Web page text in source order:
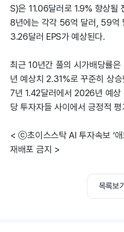
S)은 11.06달러로 1.9% 향상
8년에는 각각 56억 달러, 59억
3.26달러 EPS가 예상된다.
최근 10년간 풀의 시가배당률
년 예상치 2.31%로 꾸준히 상
7년 1.42달러에서 2026년 예
당 투자자들 사이에서 긍정적
< ⓒ초이스스탁 AI 투자속보 ‘
재배포 금지 >
목록보기